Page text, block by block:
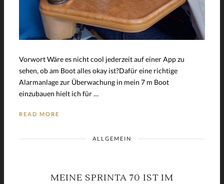
Vorwort Wäre es nicht cool jederzeit auf einer App zu
sehen, ob am Boot alles okay ist?Dafür eine richtige
Alarmanlage zur Überwachung in mein 7 m Boot
einzubauen hielt ich für …
READ MORE
ALLGEMEIN
MEINE SPRINTA 70 IST IM